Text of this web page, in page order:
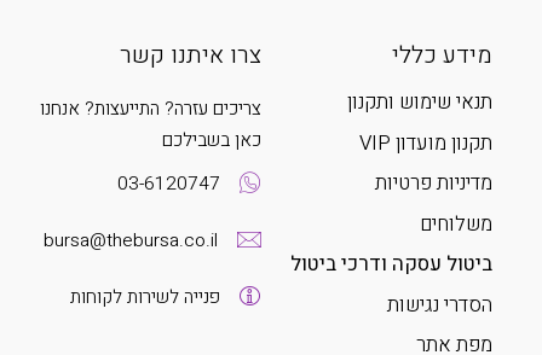
מידע כללי
תנאי שימוש ותקנון
תקנון מועדון VIP
מדיניות פרטיות
משלוחים
ביטול עסקה ודרכי ביטול
הסדרי נגישות
מפת אתר
צרו איתנו קשר
צריכים עזרה? התייעצות? אנחנו
כאן בשבילכם
03-6120747
bursa@thebursa.co.il
פנייה לשירות לקוחות